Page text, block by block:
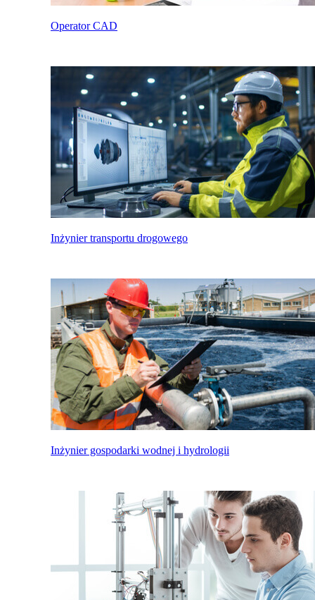
Operator CAD
Inżynier transportu drogowego
Inżynier gospodarki wodnej i hydrologii